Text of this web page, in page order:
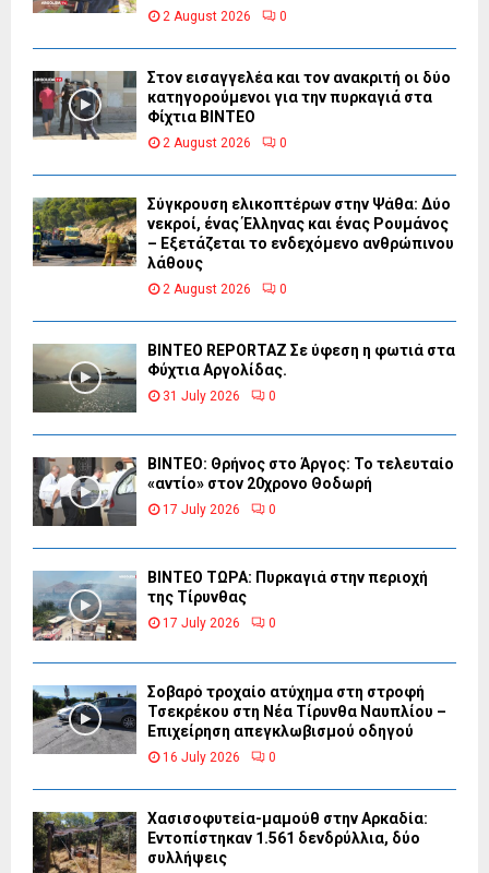
2 August 2026 0
Στον εισαγγελέα και τον ανακριτή οι δύο
κατηγορούμενοι για την πυρκαγιά στα
Φίχτια ΒΙΝΤΕΟ
2 August 2026 0
Σύγκρουση ελικοπτέρων στην Ψάθα: Δύο
νεκροί, ένας Έλληνας και ένας Ρουμάνος
– Εξετάζεται το ενδεχόμενο ανθρώπινου
λάθους
2 August 2026 0
BINTEO REPORTAZ Σε ύφεση η φωτιά στα
Φύχτια Αργολίδας.
31 July 2026 0
ΒΙΝΤΕΟ: Θρήνος στο Άργος: Το τελευταίο
«αντίο» στον 20χρονο Θοδωρή
17 July 2026 0
ΒΙΝΤΕΟ ΤΩΡΑ: Πυρκαγιά στην περιοχή
της Τίρυνθας
17 July 2026 0
Σοβαρό τροχαίο ατύχημα στη στροφή
Τσεκρέκου στη Νέα Τίρυνθα Ναυπλίου –
Επιχείρηση απεγκλωβισμού οδηγού
16 July 2026 0
Χασισοφυτεία-μαμούθ στην Αρκαδία:
Εντοπίστηκαν 1.561 δενδρύλλια, δύο
συλλήψεις